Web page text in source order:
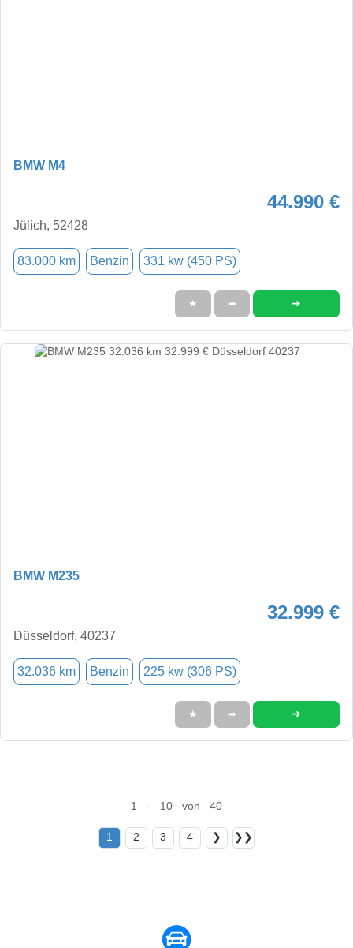
BMW M4
44.990 €
Jülich, 52428
83.000 km Benzin 331 kw (450 PS)
★ ➦ ➜
BMW M235
32.999 €
Düsseldorf, 40237
32.036 km Benzin 225 kw (306 PS)
★ ➦ ➜
1 - 10 von 40
1 2 3 4 ❯ ❯❯